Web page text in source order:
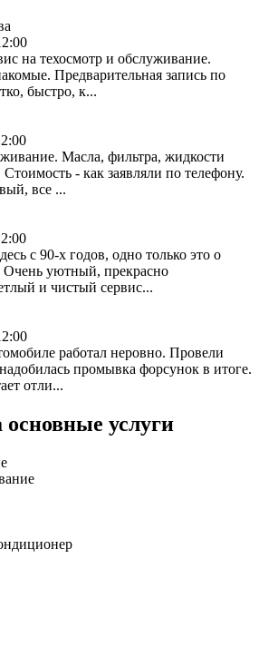
на техосмотр и обслуживание.
Предварительная запись по
быстро, к...
Масла, фильтра, жидкости
- как заявляли по телефону.
все ...
с 90-х годов, одно только это о
Очень уютный, прекрасно
и чистый сервис...
работал неровно. Провели
промывка форсунок в итоге.
отли...
услуги